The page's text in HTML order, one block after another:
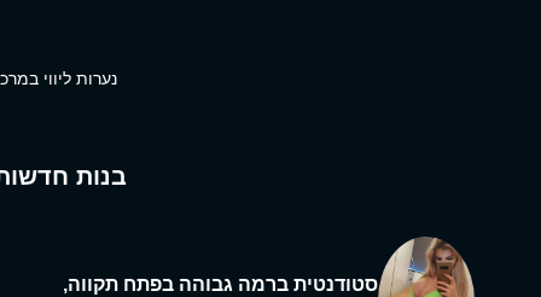
נערות ליווי
בנות
סטודנטית ברמה גבוהה בפתח תקווה,